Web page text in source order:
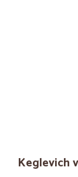
Keglevich